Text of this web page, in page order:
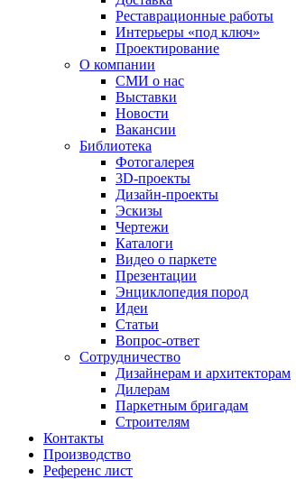
Реставрационные работы
Интерьеры «под ключ»
Проектирование
О компании
СМИ о нас
Выставки
Новости
Вакансии
Библиотека
Фотогалерея
3D-проекты
Дизайн-проекты
Эскизы
Чертежи
Каталоги
Видео о паркете
Презентации
Энциклопедия пород
Идеи
Статьи
Вопрос-ответ
Сотрудничество
Дизайнерам и архитекторам
Дилерам
Паркетным бригадам
Строителям
Контакты
Производство
Референс лист